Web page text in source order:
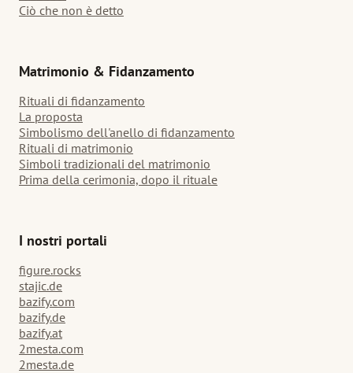
Ciò che non è detto
Matrimonio & Fidanzamento
Rituali di fidanzamento
La proposta
Simbolismo dell'anello di fidanzamento
Rituali di matrimonio
Simboli tradizionali del matrimonio
Prima della cerimonia, dopo il rituale
I nostri portali
figure.rocks
stajic.de
bazify.com
bazify.de
bazify.at
2mesta.com
2mesta.de